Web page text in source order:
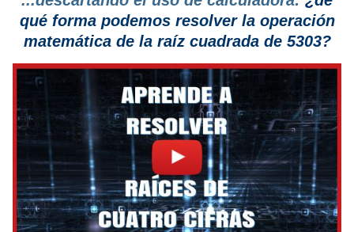
qué forma podemos resolver la operación
matemática de la raíz cuadrada de 5303?